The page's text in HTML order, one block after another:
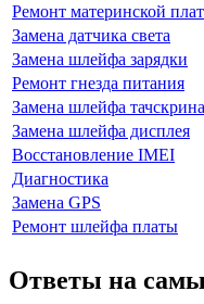
Ремонт материнской
Замена датчика света
Замена шлейфа зарядки
Ремонт гнезда питания
Замена шлейфа тачскрина
Замена шлейфа дисплея
Восстановление IMEI
Диагностика
Замена GPS
Ремонт шлейфа платы
Ответы на